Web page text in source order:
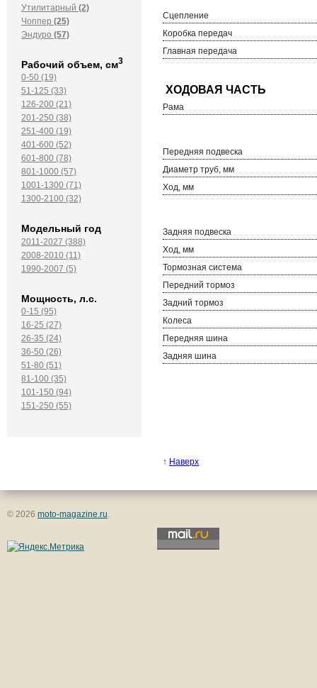
Утилитарный (2)
Чоппер (25)
Эндуро (57)
Рабочий объем, см3
0-50 (19)
51-125 (33)
126-200 (21)
201-250 (38)
251-400 (19)
401-600 (52)
601-800 (78)
801-1000 (57)
1001-1300 (71)
1300-2100 (32)
Модельный год
2011-2027 (388)
2008-2010 (11)
1990-2007 (5)
Мощность, л.с.
0-15 (95)
16-25 (27)
26-35 (24)
36-50 (26)
51-80 (51)
81-100 (35)
101-150 (94)
151-250 (55)
Сцепление
Коробка передач
Главная передача
Рама
Передняя подвеска
Диаметр труб, мм
Ход, мм
Задняя подвеска
Ход, мм
Тормозная система
Передний тормоз
Задний тормоз
Колеса
Передняя шина
Задняя шина
↑ Наверх
© 2026 moto-magazine.ru